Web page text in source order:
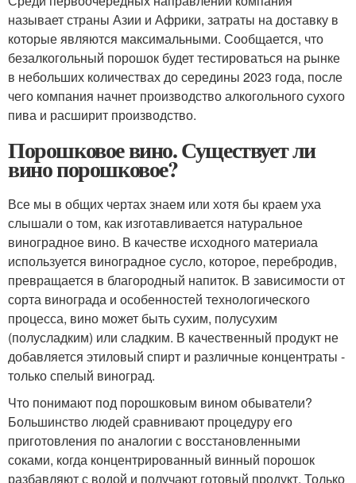
называет страны Азии и Африки, затраты на доставку в
которые являются максимальными. Сообщается, что
безалкогольный порошок будет тестироваться на рынке
в небольших количествах до середины 2023 года, после
чего компания начнет производство алкогольного сухого
пива и расширит производство.
Порошковое вино. Существует ли
вино порошковое?
Все мы в общих чертах знаем или хотя бы краем уха
слышали о том, как изготавливается натуральное
виноградное вино. В качестве исходного материала
используется виноградное сусло, которое, перебродив,
превращается в благородный напиток. В зависимости от
сорта винограда и особенностей технологического
процесса, вино может быть сухим, полусухим
(полусладким) или сладким. В качественный продукт не
добавляется этиловый спирт и различные концентраты -
только спелый виноград.
Что понимают под порошковым вином обыватели?
Большинство людей сравнивают процедуру его
приготовления по аналогии с восстановленными
соками, когда концентрированный винный порошок
разбавляют с водой и получают готовый продукт. Только